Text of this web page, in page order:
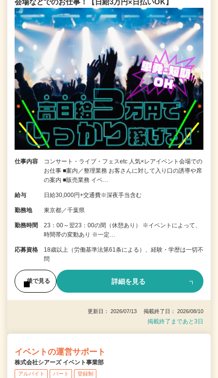
会場などでのお仕事！【日給3万円×日払いOK】
仕事内容
コンサート・ライブ・フェスetc 人気×レアイベント会場での
お仕事 ■案内／整理業務 お客さんに対して入り口の誘導や席
の案内 ■販売業務 イベ…
給与 日給30,000円+交通費※深夜手当含む
勤務地 東京都／千葉県
勤務時間
23：00～翌23：00の間（休憩あり） ※イベントによって、
時間帯の変動あり ※一定…
応募資格
18歳以上（労働基準法第61条による）、経験・学歴は一切不
問
後で見る 詳細を見る
更新日： 2026/07/13 掲載終了日： 2026/08/10
掲載終了まであと3日
イベントの運営サポート
株式会社シアーズ イベント事業部
アルバイト パート 登録制